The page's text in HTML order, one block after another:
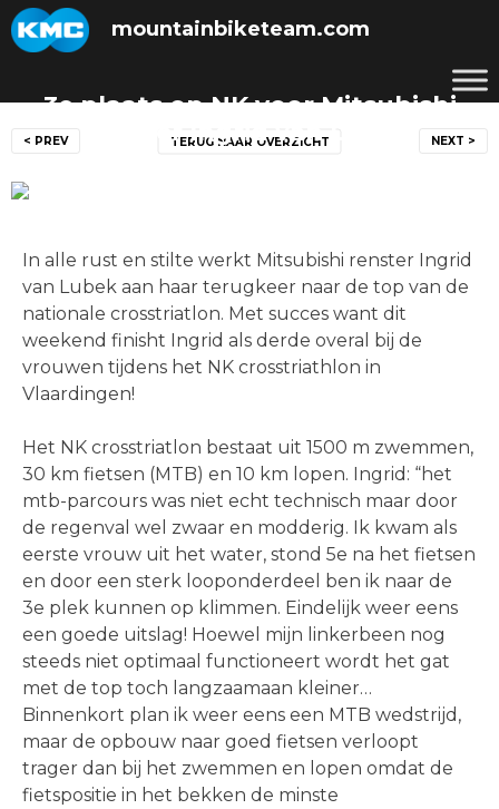
Skip
to
mountainbiketeam.com
navigatie
< PREV NEXT >
TERUG NAAR OVERZICHT
3e plaats op NK voor Mitsubishi
renster Ingrid van Lubek
In alle rust en stilte werkt Mitsubishi renster Ingrid
van Lubek aan haar terugkeer naar de top van de
nationale crosstriatlon. Met succes want dit
weekend finisht Ingrid als derde overal bij de
vrouwen tijdens het NK crosstriathlon in
Vlaardingen!
Het NK crosstriatlon bestaat uit 1500 m zwemmen,
30 km fietsen (MTB) en 10 km lopen. Ingrid: “het
mtb-parcours was niet echt technisch maar door
de regenval wel zwaar en modderig. Ik kwam als
eerste vrouw uit het water, stond 5e na het fietsen
en door een sterk looponderdeel ben ik naar de
3e plek kunnen op klimmen. Eindelijk weer eens
een goede uitslag! Hoewel mijn linkerbeen nog
steeds niet optimaal functioneert wordt het gat
met de top toch langzaamaan kleiner…
Binnenkort plan ik weer eens een MTB wedstrijd,
maar de opbouw naar goed fietsen verloopt
trager dan bij het zwemmen en lopen omdat de
fietspositie in het bekken de minste